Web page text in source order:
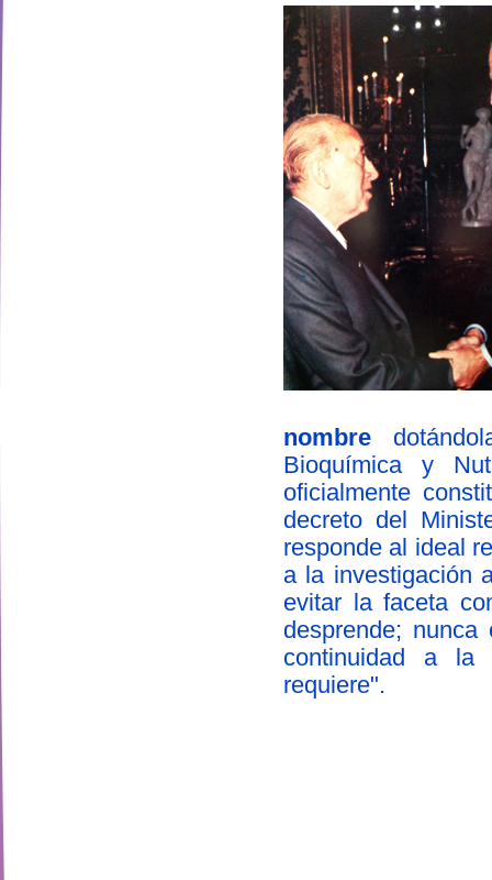
nombre
Bioquímica y
oficialmente
decreto del
responde al ideal
a la investigación
evitar la faceta
desprende;
continuidad a la
requiere".